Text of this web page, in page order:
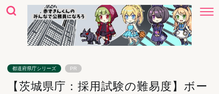
都道府県庁シリーズ PR
【茨城県庁：採用試験の難易度】ボー